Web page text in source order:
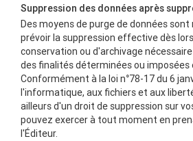
Suppression des données après
Des moyens de purge de données
prévoir la suppression effective dès
conservation ou d'archivage
des finalités déterminées ou
Conformément à la loi n°78-17 du 6
l'informatique, aux fichiers et aux
ailleurs d'un droit de suppression sur
pouvez exercer à tout moment en
l'Éditeur.